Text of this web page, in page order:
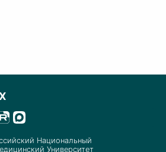
Национальный
Университет